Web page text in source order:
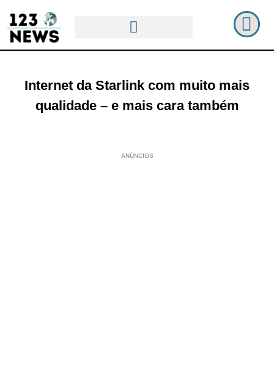
Internet da Starlink com muito mais
qualidade – e mais cara também
ANÚNCIOS